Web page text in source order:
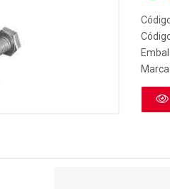
Marca: